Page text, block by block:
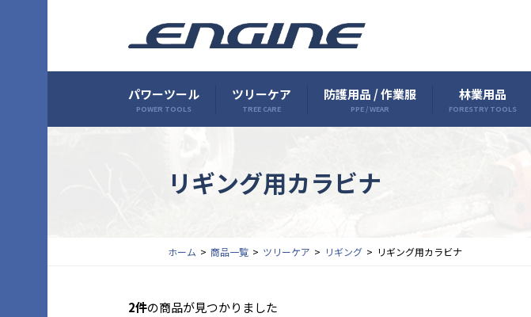
パワーツール
POWER TOOLS
ツリーケア
TREE CARE
防護用品 / 作業服
PPE / WEAR
林業用品
FORESTRY TOOLS
リギング用カラビナ
ホーム 商品一覧 ツリーケア リギング リギング用カラビナ
2件の商品が見つかりました